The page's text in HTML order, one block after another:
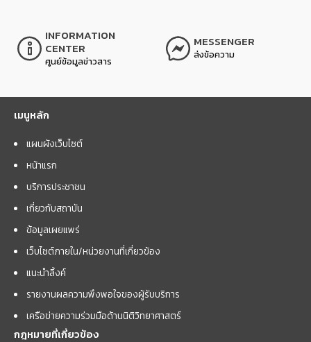
INFORMATION
CENTER
ศูนย์ข้อมูลข่าวสาร
MESSENGER
ส่งข้อความ
เมนูหลัก
แผนผังเว็บไซต์
หน้าแรก
บริการประชาชน
เกี่ยวกับสถาบัน
ข้อมูลเผยแพร่
เว็บไซต์ภายใน/หน่วยงานที่เกี่ยวข้อง
แนะนำลิ้งค์
รายงานผลความพึงพอใจของผู้รับบริการ
เครือข่ายความร่วมมือด้านนิติวิทยาศาสตร์
กฎหมายที่เกี่ยวข้อง